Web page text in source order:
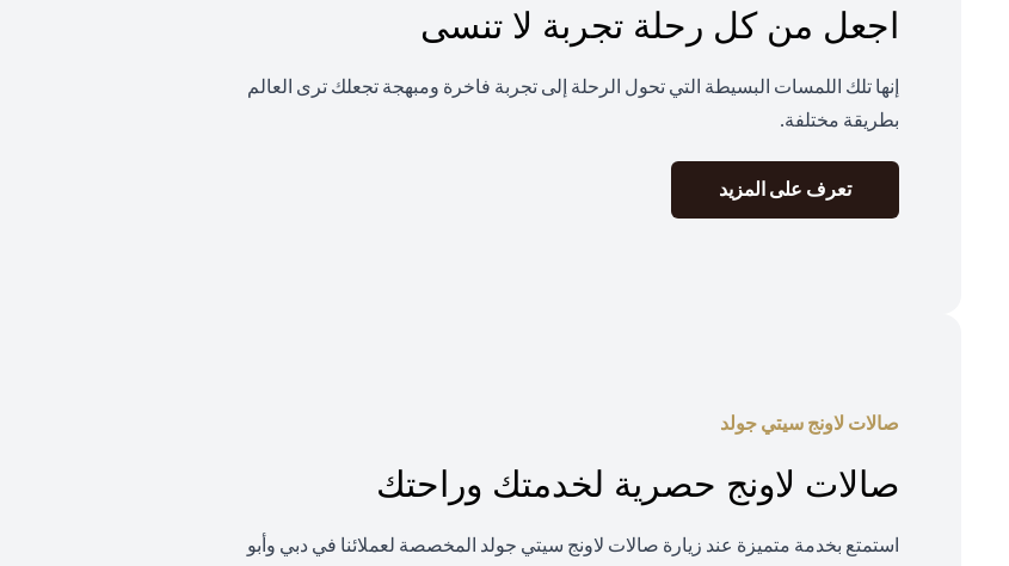
اجعل من كل رحلة تجربة لا تنسى
إنها تلك اللمسات البسيطة التي تحول الرحلة إلى تجربة فاخرة ومبهجة تجعلك ترى العالم
بطريقة مختلفة.
تعرف على المزيد
صالات لاونج سيتي جولد
صالات لاونج حصرية لخدمتك وراحتك
استمتع بخدمة متميزة عند زيارة صالات لاونج سيتي جولد المخصصة لعملائنا في دبي وأبو